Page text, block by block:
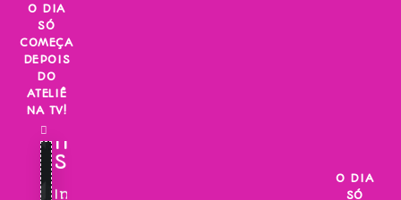
Skip
content
O DIA
SÓ
COMEÇA
DEPOIS
DO
ATELIÊ
NA TV!
INSCREVA-
SE!
Inscreva-
O DIA
SÓ